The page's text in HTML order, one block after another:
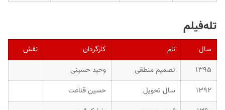
تله‌فیلم
سال نام کارگردان
نقش
۱۳۹۵
تصمیم منطقی
وحید حسینی
۱۳۹۲
سال تحویل
حسین قناعت